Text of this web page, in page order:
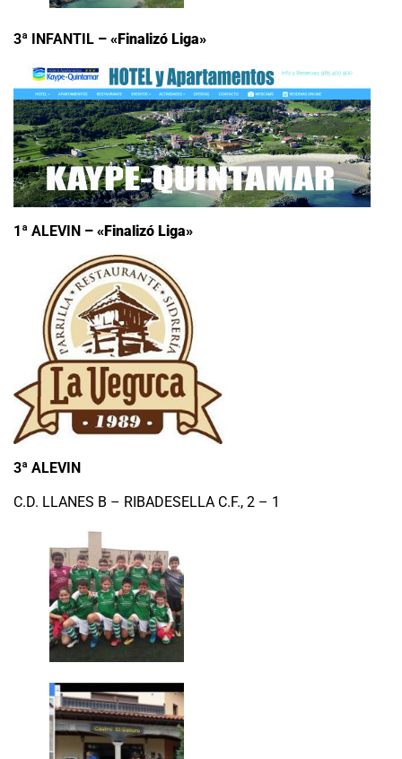
3ª INFANTIL – «Finalizó Liga»
1ª ALEVIN – «Finalizó Liga»
3ª ALEVIN
C.D. LLANES B – RIBADESELLA C.F., 2 – 1